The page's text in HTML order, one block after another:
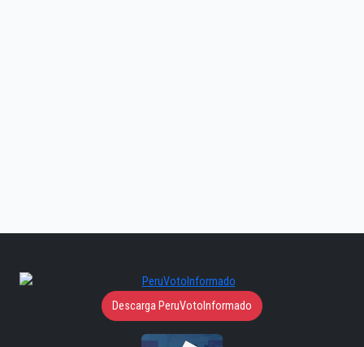
Descarga PeruVotoInformado